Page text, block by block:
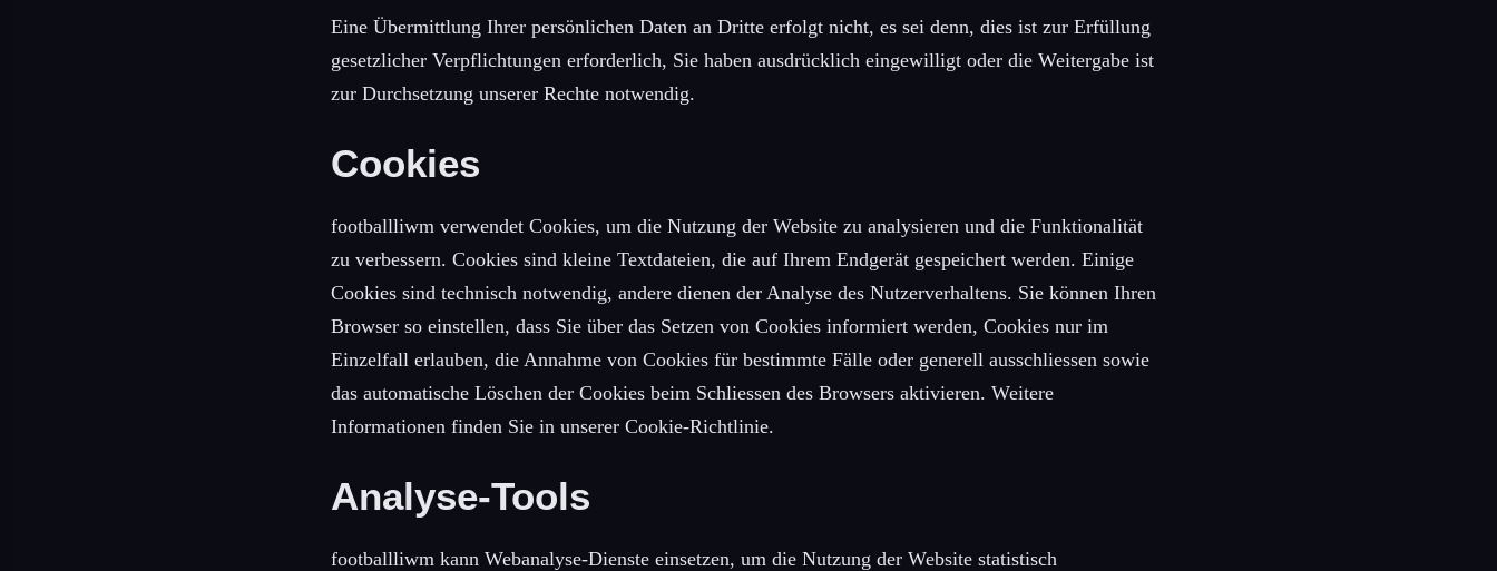
Eine Übermittlung Ihrer persönlichen Daten an Dritte erfolgt nicht, es sei denn, dies ist zur Erfüllung
gesetzlicher Verpflichtungen erforderlich, Sie haben ausdrücklich eingewilligt oder die Weitergabe ist
zur Durchsetzung unserer Rechte notwendig.
Cookies
footballliwm verwendet Cookies, um die Nutzung der Website zu analysieren und die Funktionalität
zu verbessern. Cookies sind kleine Textdateien, die auf Ihrem Endgerät gespeichert werden. Einige
Cookies sind technisch notwendig, andere dienen der Analyse des Nutzerverhaltens. Sie können Ihren
Browser so einstellen, dass Sie über das Setzen von Cookies informiert werden, Cookies nur im
Einzelfall erlauben, die Annahme von Cookies für bestimmte Fälle oder generell ausschliessen sowie
das automatische Löschen der Cookies beim Schliessen des Browsers aktivieren. Weitere
Informationen finden Sie in unserer Cookie-Richtlinie.
Analyse-Tools
footballliwm kann Webanalyse-Dienste einsetzen, um die Nutzung der Website statistisch